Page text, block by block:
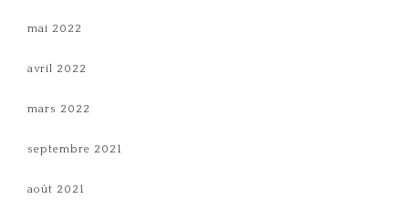
mai 2022
avril 2022
mars 2022
septembre 2021
août 2021